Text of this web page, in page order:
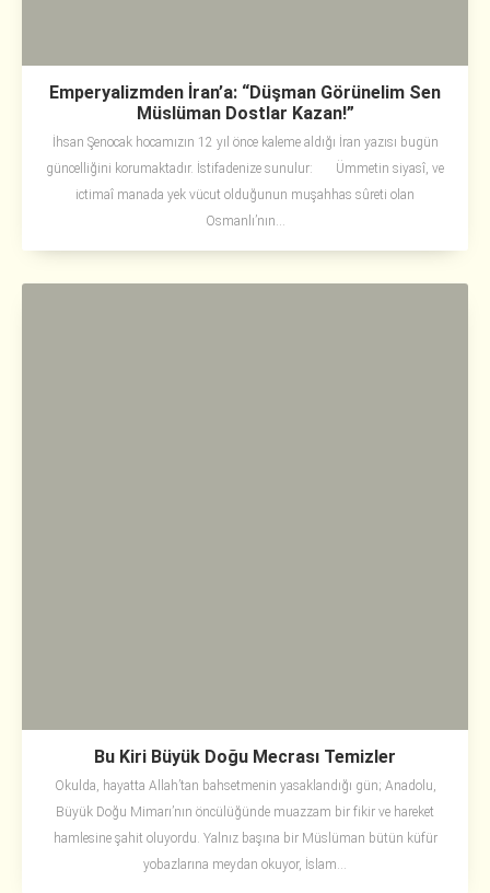
Emperyalizmden İran’a: “Düşman Görünelim Sen
Müslüman Dostlar Kazan!”
İhsan Şenocak hocamızın 12 yıl önce kaleme aldığı İran yazısı bugün
güncelliğini korumaktadır. İstifadenize sunulur: Ümmetin siyasî, ve
ictimaî manada yek vücut olduğunun muşahhas sûreti olan
Osmanlı’nın...
Bu Kiri Büyük Doğu Mecrası Temizler
Okulda, hayatta Allah’tan bahsetmenin yasaklandığı gün; Anadolu,
Büyük Doğu Mimarı’nın öncülüğünde muazzam bir fikir ve hareket
hamlesine şahit oluyordu. Yalnız başına bir Müslüman bütün küfür
yobazlarına meydan okuyor, İslam...